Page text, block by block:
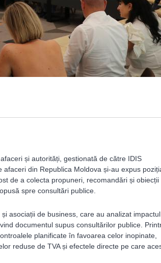
și autorități, gestionată de către IDIS
afaceri din Republica Moldova și-au expus
de a colecta propuneri, recomandări și obiecții
spre consultări publice.
asociații de business, care au analizat impactul
documentul supus consultărilor publice.
planificate în favoarea celor inopinate,
reduse de TVA și efectele directe pe care